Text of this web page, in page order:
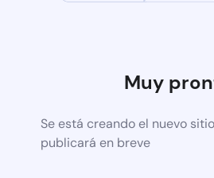
Muy
Se está creando el nuevo
publicará en breve